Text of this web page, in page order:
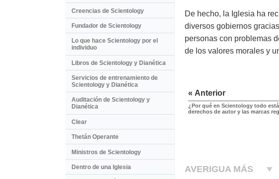
De hecho, la Iglesia ha
diversos gobiernos
personas con problemas
de los valores morales y
« Anterior
¿Por qué en Scientology todo
derechos de autor y las marcas
AVERIGUA MÁS
Creencias de Scientology
Fundador de Scientology
Lo que hace Scientology por el
individuo
Libros de Scientology y Dianética
Servicios de entrenamiento de
Scientology y Dianética
Auditación de Scientology y
Dianética
Clear
Thetán Operante
Ministros de Scientology
Dentro de una Iglesia